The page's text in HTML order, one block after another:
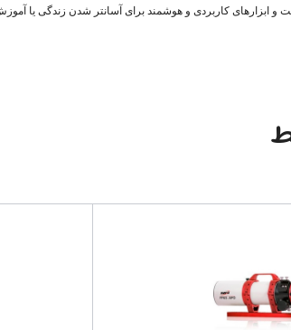
و ابزارهای کاربردی و هوشمند برای آسانتر شدن زندگی